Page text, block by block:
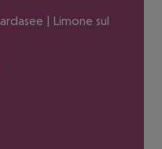
| Limone sul